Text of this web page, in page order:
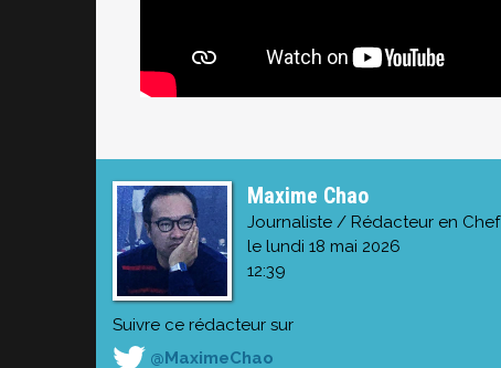
Maxime Chao
Journaliste / Rédacteur en Chef
le lundi 18 mai 2026
12:39
Suivre ce rédacteur sur
@MaximeChao